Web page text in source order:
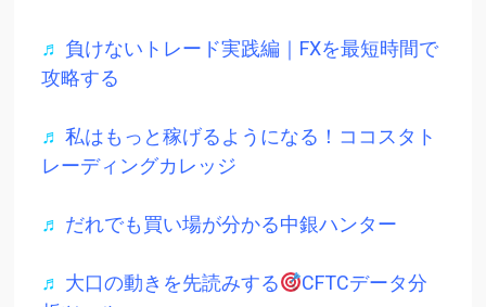
♬ 負けないトレード実践編｜FXを最短時間で
攻略する
♬ 私はもっと稼げるようになる！ココスタト
レーディングカレッジ
♬ だれでも買い場が分かる中銀ハンター
♬ 大口の動きを先読みする
CFTCデータ分